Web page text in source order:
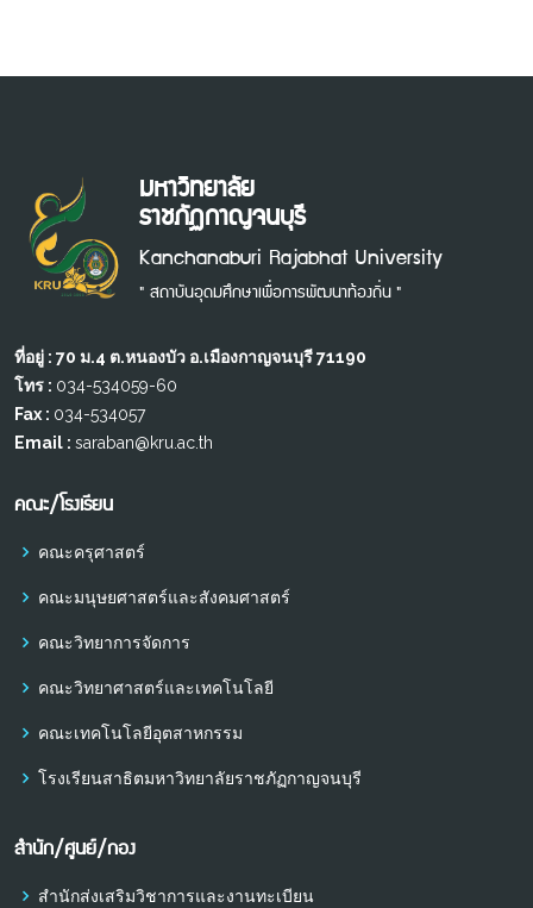
มหาวิทยาลัย
ราชภัฏกาญจนบุรี
Kanchanaburi Rajabhat University
" สถาบันอุดมศึกษาเพื่อการพัฒนาท้องถิ่น "
ที่อยู่ : 70 ม.4 ต.หนองบัว อ.เมืองกาญจนบุรี 71190
โทร : 034-534059-60
Fax : 034-534057
Email : saraban@kru.ac.th
คณะ/โรงเรียน
คณะครุศาสตร์
คณะมนุษยศาสตร์และสังคมศาสตร์
คณะวิทยาการจัดการ
คณะวิทยาศาสตร์และเทคโนโลยี
คณะเทคโนโลยีอุตสาหกรรม
โรงเรียนสาธิตมหาวิทยาลัยราชภัฏกาญจนบุรี
สำนัก/ศูนย์/กอง
สำนักส่งเสริมวิชาการและงานทะเบียน